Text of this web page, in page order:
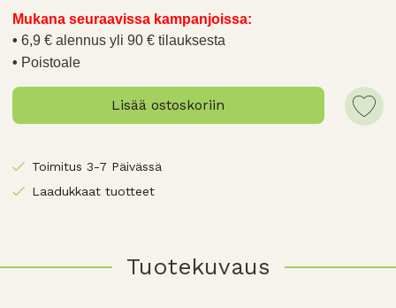
Mukana seuraavissa kampanjoissa:
6,9 € alennus yli 90 € tilauksesta
Poistoale
Lisää ostoskoriin
Toimitus 3-7 Päivässä
Laadukkaat tuotteet
Tuotekuvaus